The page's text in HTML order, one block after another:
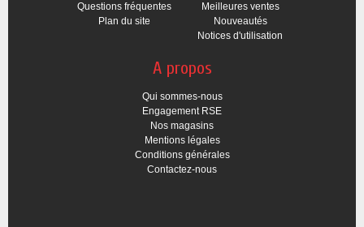
Questions fréquentes
Plan du site
Meilleures ventes
Nouveautés
Notices d'utilisation
A propos
Qui sommes-nous
Engagement RSE
Nos magasins
Mentions légales
Conditions générales
Contactez-nous